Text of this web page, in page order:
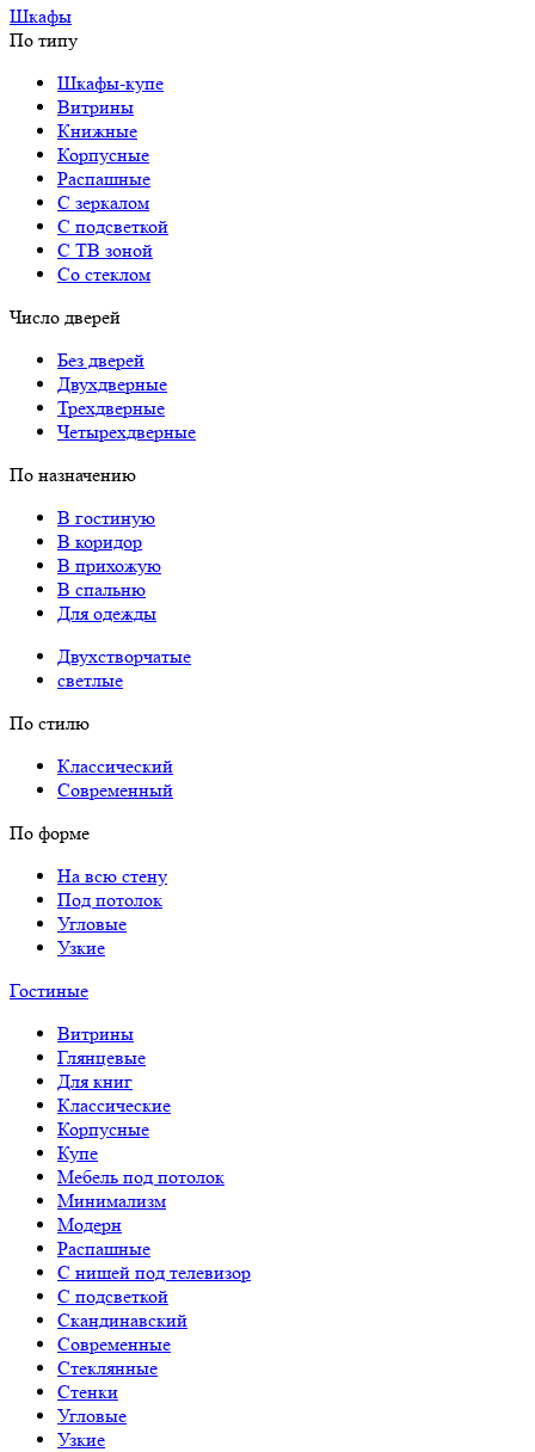
Шкафы
По типу
Шкафы-купе
Витрины
Книжные
Корпусные
Распашные
С зеркалом
С подсветкой
С ТВ зоной
Со стеклом
Число дверей
Без дверей
Двухдверные
Трехдверные
Четырехдверные
По назначению
В гостиную
В коридор
В прихожую
В спальню
Для одежды
Двухстворчатые
светлые
По стилю
Классический
Современный
По форме
На всю стену
Под потолок
Угловые
Узкие
Гостиные
Витрины
Глянцевые
Для книг
Классические
Корпусные
Купе
Мебель под потолок
Минимализм
Модерн
Распашные
С нишей под телевизор
С подсветкой
Скандинавский
Современные
Стеклянные
Стенки
Угловые
Узкие